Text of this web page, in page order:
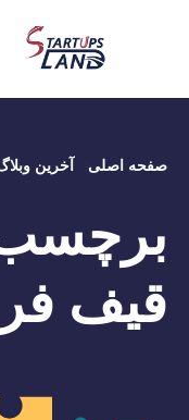
صفحه اصلی آخرین
قیف